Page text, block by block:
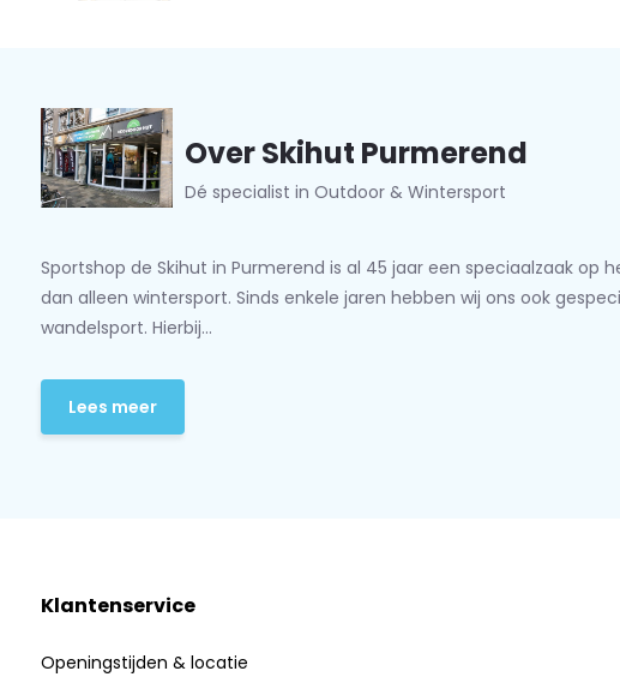
Over Skihut Purmerend
Dé specialist in Outdoor & Wintersport
Sportshop de Skihut in Purmerend is al 45 jaar een speciaalzaak op
dan alleen wintersport. Sinds enkele jaren hebben wij ons ook
wandelsport. Hierbij...
Lees meer
Klantenservice
Openingstijden & locatie